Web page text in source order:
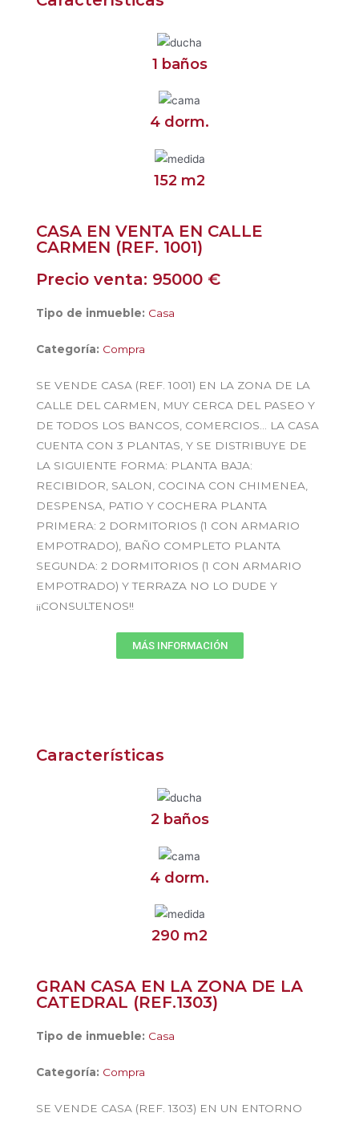
1 baños
4 dorm.
152 m2
CASA EN VENTA EN CALLE
CARMEN (REF. 1001)
Precio venta: 95000 €
Tipo de inmueble: Casa
Categoría: Compra
SE VENDE CASA (REF. 1001) EN LA ZONA DE LA
CALLE DEL CARMEN, MUY CERCA DEL PASEO Y
DE TODOS LOS BANCOS, COMERCIOS… LA CASA
CUENTA CON 3 PLANTAS, Y SE DISTRIBUYE DE
LA SIGUIENTE FORMA: PLANTA BAJA:
RECIBIDOR, SALON, COCINA CON CHIMENEA,
DESPENSA, PATIO Y COCHERA PLANTA
PRIMERA: 2 DORMITORIOS (1 CON ARMARIO
EMPOTRADO), BAÑO COMPLETO PLANTA
SEGUNDA: 2 DORMITORIOS (1 CON ARMARIO
EMPOTRADO) Y TERRAZA NO LO DUDE Y
¡¡CONSULTENOS!!
MÁS INFORMACIÓN
Características
2 baños
4 dorm.
290 m2
GRAN CASA EN LA ZONA DE LA
CATEDRAL (REF.1303)
Tipo de inmueble: Casa
Categoría: Compra
SE VENDE CASA (REF. 1303) EN UN ENTORNO